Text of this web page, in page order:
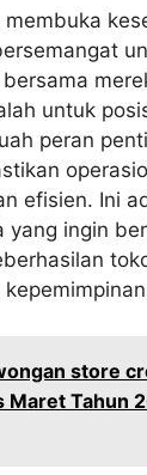
untuk
peran
efisien. Ini
yang ingin
store
Maret Tahun